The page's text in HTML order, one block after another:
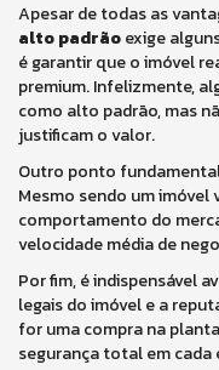
Apesar de todas as
alto padrãoexige
é garantir que o imóvel
premium. Infelizmente,
como alto padrão, mas
justificam o valor.
Outro ponto
Mesmo sendo um
comportamento do
velocidade média de
Por fim, é indispensável
legais do imóvel e a
for uma compra na
segurança total em